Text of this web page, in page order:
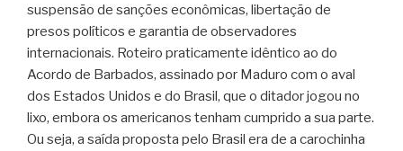
suspensão de sanções econômicas, libertação de
presos políticos e garantia de observadores
internacionais. Roteiro praticamente idêntico ao do
Acordo de Barbados, assinado por Maduro com o aval
dos Estados Unidos e do Brasil, que o ditador jogou no
lixo, embora os americanos tenham cumprido a sua parte.
Ou seja, a saída proposta pelo Brasil era de a carochinha